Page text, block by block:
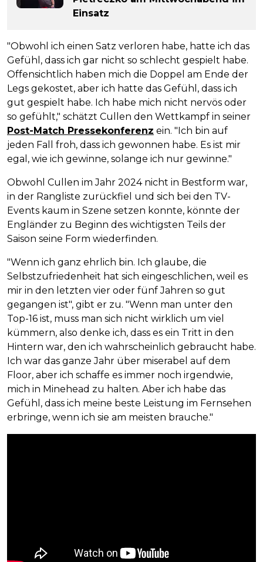
Einsatz
"Obwohl ich einen Satz verloren habe, hatte ich das
Gefühl, dass ich gar nicht so schlecht gespielt habe.
Offensichtlich haben mich die Doppel am Ende der
Legs gekostet, aber ich hatte das Gefühl, dass ich
gut gespielt habe. Ich habe mich nicht nervös oder
so gefühlt," schätzt Cullen den Wettkampf in seiner
Post-Match Pressekonferenz ein. "Ich bin auf
jeden Fall froh, dass ich gewonnen habe. Es ist mir
egal, wie ich gewinne, solange ich nur gewinne."
Obwohl Cullen im Jahr 2024 nicht in Bestform war,
in der Rangliste zurückfiel und sich bei den TV-
Events kaum in Szene setzen konnte, könnte der
Engländer zu Beginn des wichtigsten Teils der
Saison seine Form wiederfinden.
"Wenn ich ganz ehrlich bin. Ich glaube, die
Selbstzufriedenheit hat sich eingeschlichen, weil es
mir in den letzten vier oder fünf Jahren so gut
gegangen ist", gibt er zu. "Wenn man unter den
Top-16 ist, muss man sich nicht wirklich um viel
kümmern, also denke ich, dass es ein Tritt in den
Hintern war, den ich wahrscheinlich gebraucht habe.
Ich war das ganze Jahr über miserabel auf dem
Floor, aber ich schaffe es immer noch irgendwie,
mich in Minehead zu halten. Aber ich habe das
Gefühl, dass ich meine beste Leistung im Fernsehen
erbringe, wenn ich sie am meisten brauche."